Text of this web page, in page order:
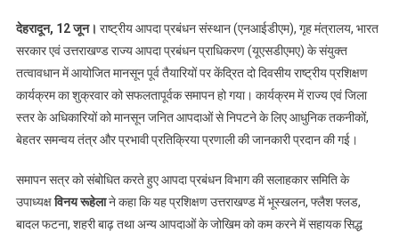
जनित
आपदाओं
से
निपटने
की
तैयारियों
दो
दिवसीय
देहरादून, 12 जून। राष्ट्रीय आपदा प्रबंधन संस्थान (एनआईडीएम), गृह मंत्रालय, भारत
सरकार एवं उत्तराखण्ड राज्य आपदा प्रबंधन प्राधिकरण (यूएसडीएमए) के संयुक्त
तत्वावधान में आयोजित मानसून पूर्व तैयारियों पर केंद्रित दो दिवसीय राष्ट्रीय प्रशिक्षण
कार्यक्रम का शुक्रवार को सफलतापूर्वक समापन हो गया। कार्यक्रम में राज्य एवं जिला
स्तर के अधिकारियों को मानसून जनित आपदाओं से निपटने के लिए आधुनिक तकनीकों,
बेहतर समन्वय तंत्र और प्रभावी प्रतिक्रिया प्रणाली की जानकारी प्रदान की गई।
समापन सत्र को संबोधित करते हुए आपदा प्रबंधन विभाग की सलाहकार समिति के
उपाध्यक्षविनय रूहेलाने कहा कि यह प्रशिक्षण उत्तराखण्ड में भूस्खलन, फ्लैश फ्लड,
बादल फटना, शहरी बाढ़ तथा अन्य आपदाओं के जोखिम को कम करने में सहायक सिद्ध